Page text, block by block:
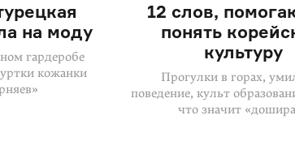
на моду
гардеробе
кожанки
12 слов,
понять
культуру
Прогулки в горах,
поведение, культ
что значит